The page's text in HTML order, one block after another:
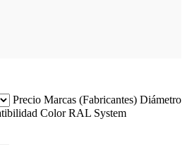
Precio Marcas (Fabricantes) Diámetro
Color RAL System